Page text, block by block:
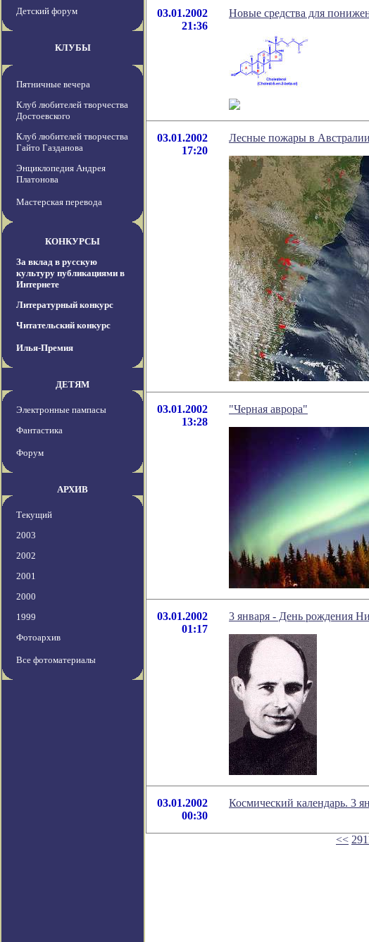
Детский форум
КЛУБЫ
Пятничные вечера
Клуб любителей творчества
Достоевского
Клуб любителей творчества
Гайто Газданова
Энциклопедия Андрея
Платонова
Мастерская перевода
КОНКУРСЫ
За вклад в русскую
культуру публикациями в
Интернете
Литературный конкурс
Читательский конкурс
Илья-Премия
ДЕТЯМ
Электронные пампасы
Фантастика
Форум
АРХИВ
Текущий
2003
2002
2001
2000
1999
Фотоархив
Все фотоматериалы
03.01.2002
21:36
Новые средства для
03.01.2002
17:20
Лесные пожары в
03.01.2002
13:28
"Черная аврора"
03.01.2002
01:17
3 января - День рождения
03.01.2002
00:30
Космический календарь. 3
<<